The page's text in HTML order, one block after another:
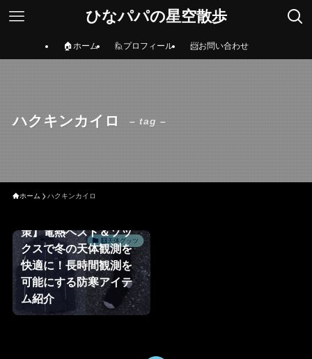
ひなパパの星空散歩
🏠ホーム 🙋プロフィール 📨お問い合わせ
ハクキンカイロ – tag –
ホーム ハクキンカイロ
🧮天体グッツ
策】電熱ベスト＆ソッ
クスで冬の天体観測を
快適に！長時間観測を
可能にする防寒アイテ
ム紹介